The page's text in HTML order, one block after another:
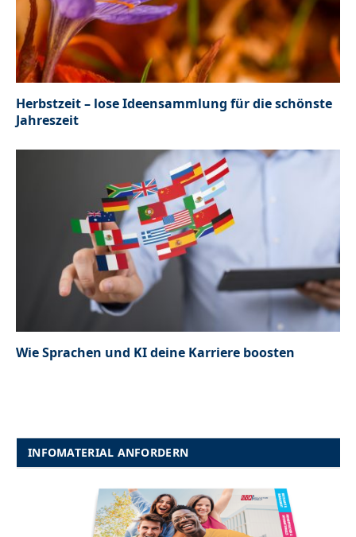
Herbstzeit – lose Ideensammlung für die schönste
Jahreszeit
Wie Sprachen und KI deine Karriere boosten
INFOMATERIAL ANFORDERN